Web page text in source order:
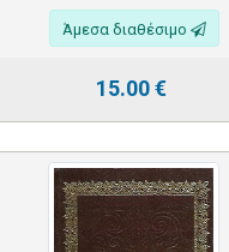
Άμεσα διαθέσιμο
15.00€